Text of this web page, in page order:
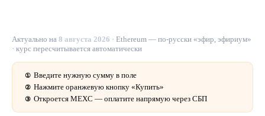
Актуально на 8 августа 2026 · Ethereum — по-русски «эфир, эфириум»
· курс пересчитывается автоматически
① Введите нужную сумму в поле
② Нажмите оранжевую кнопку «Купить»
③ Откроется MEXC — оплатите напрямую через СБП